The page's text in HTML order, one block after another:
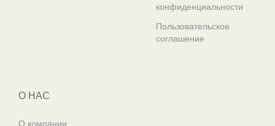
конфиденциальности
Пользовательское
соглашение
О НАС
О компании